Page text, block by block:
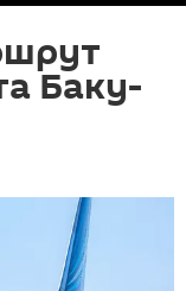
Баку-